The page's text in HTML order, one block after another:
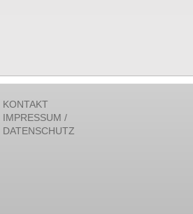
KONTAKT
IMPRESSUM /
DATENSCHUTZ